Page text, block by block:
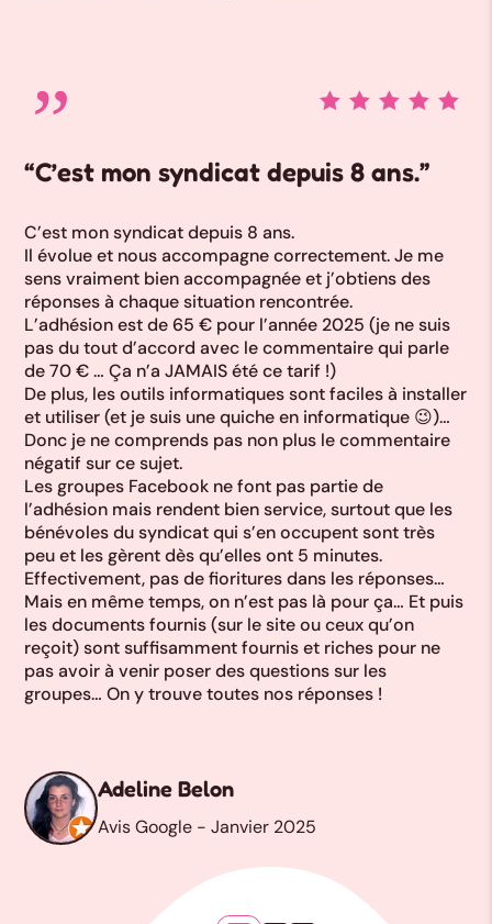
Adeline Belon
Avis Google - Janvier 2025
“C’est mon syndicat depuis 8 ans.”
C’est mon syndicat depuis 8 ans.
Il évolue et nous accompagne correctement. Je me
sens vraiment bien accompagnée et j’obtiens des
réponses à chaque situation rencontrée.
L’adhésion est de 65 € pour l’année 2025 (je ne suis
pas du tout d’accord avec le commentaire qui parle
de 70 € … Ça n’a JAMAIS été ce tarif !)
De plus, les outils informatiques sont faciles à installer
et utiliser (et je suis une quiche en informatique 😉)…
Donc je ne comprends pas non plus le commentaire
négatif sur ce sujet.
Les groupes Facebook ne font pas partie de
l’adhésion mais rendent bien service, surtout que les
bénévoles du syndicat qui s’en occupent sont très
peu et les gèrent dès qu’elles ont 5 minutes.
Effectivement, pas de fioritures dans les réponses…
Mais en même temps, on n’est pas là pour ça… Et puis
les documents fournis (sur le site ou ceux qu’on
reçoit) sont suffisamment fournis et riches pour ne
pas avoir à venir poser des questions sur les
groupes… On y trouve toutes nos réponses !